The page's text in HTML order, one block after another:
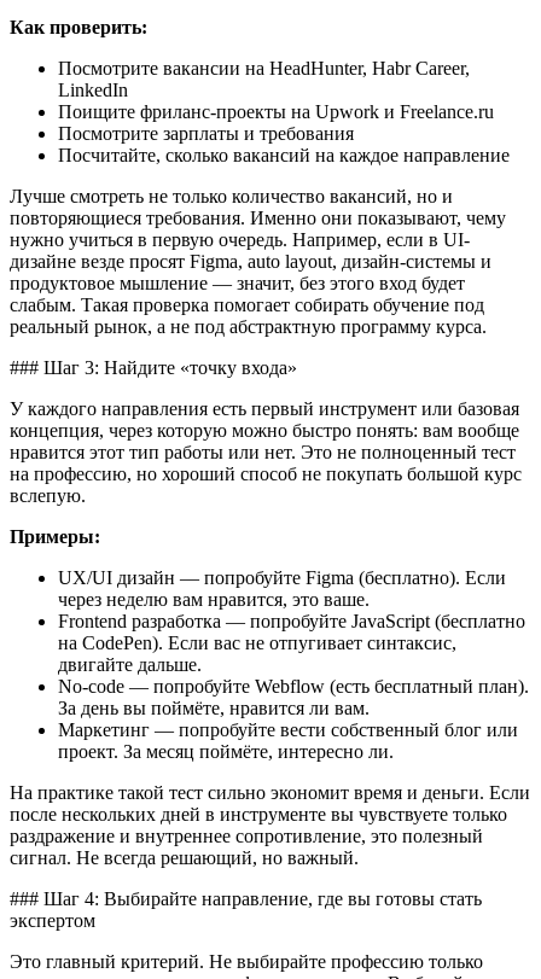
Как проверить:
Посмотрите вакансии на HeadHunter, Habr Career,
LinkedIn
Поищите фриланс-проекты на Upwork и Freelance.ru
Посмотрите зарплаты и требования
Посчитайте, сколько вакансий на каждое направление
Лучше смотреть не только количество вакансий, но и
повторяющиеся требования. Именно они показывают, чему
нужно учиться в первую очередь. Например, если в UI-
дизайне везде просят Figma, auto layout, дизайн-системы и
продуктовое мышление — значит, без этого вход будет
слабым. Такая проверка помогает собирать обучение под
реальный рынок, а не под абстрактную программу курса.
### Шаг 3: Найдите «точку входа»
У каждого направления есть первый инструмент или базовая
концепция, через которую можно быстро понять: вам вообще
нравится этот тип работы или нет. Это не полноценный тест
на профессию, но хороший способ не покупать большой курс
вслепую.
Примеры:
UX/UI дизайн — попробуйте Figma (бесплатно). Если
через неделю вам нравится, это ваше.
Frontend разработка — попробуйте JavaScript (бесплатно
на CodePen). Если вас не отпугивает синтаксис,
двигайте дальше.
No-code — попробуйте Webflow (есть бесплатный план).
За день вы поймёте, нравится ли вам.
Маркетинг — попробуйте вести собственный блог или
проект. За месяц поймёте, интересно ли.
На практике такой тест сильно экономит время и деньги. Если
после нескольких дней в инструменте вы чувствуете только
раздражение и внутреннее сопротивление, это полезный
сигнал. Не всегда решающий, но важный.
### Шаг 4: Выбирайте направление, где вы готовы стать
экспертом
Это главный критерий. Не выбирайте профессию только